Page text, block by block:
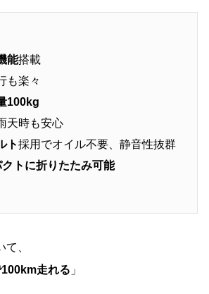
能搭載
も楽々
100kg
天時も安心
ト採用でオイル不要、静音性抜群
トに折りたたみ可能
、
走れる 」